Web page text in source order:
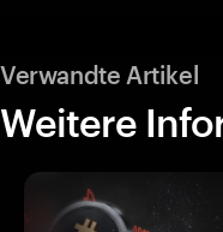
Verwandte Artikel
Weitere